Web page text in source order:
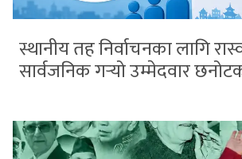
स्थानीय तह निर्वाचनका लागि
सार्वजनिक गर्‍यो उम्मेदवार